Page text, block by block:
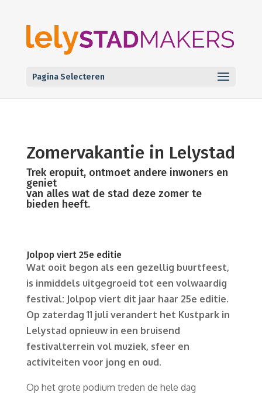
Pagina Selecteren
Zomervakantie in Lelystad
Trek eropuit, ontmoet andere inwoners en
geniet
van alles wat de stad deze zomer te
bieden heeft.
Jolpop viert 25e editie
Wat ooit begon als een gezellig buurtfeest,
is inmiddels uitgegroeid tot een volwaardig
festival: Jolpop viert dit jaar haar 25e editie.
Op zaterdag 11 juli verandert het Kustpark in
Lelystad opnieuw in een bruisend
festivalterrein vol muziek, sfeer en
activiteiten voor jong en oud.
Op het grote podium treden de hele dag